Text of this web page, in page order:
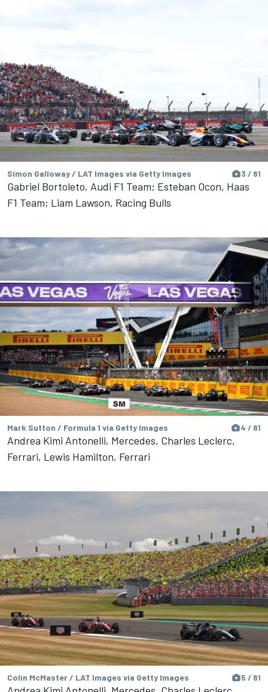
Simon Galloway / LAT Images via Getty Images 3 / 81
Gabriel Bortoleto, Audi F1 Team; Esteban Ocon, Haas
F1 Team; Liam Lawson, Racing Bulls
Mark Sutton / Formula 1 via Getty Images 4 / 81
Andrea Kimi Antonelli, Mercedes, Charles Leclerc,
Ferrari, Lewis Hamilton, Ferrari
Colin McMaster / LAT Images via Getty Images 5 / 81